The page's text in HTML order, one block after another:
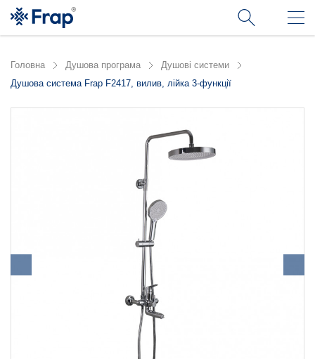
Головна Душова програма
Душові системи
Душова система Frap F2417, вилив, лійка 3-функції